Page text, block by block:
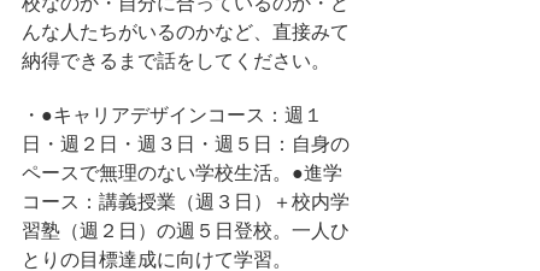
んな人たちがいるのかなど、直接みて
納得できるまで話をしてください。
●キャリアデザインコース：週１
日・週２日・週３日・週５日：自身の
ペースで無理のない学校生活。●進学
コース：講義授業（週３日）＋校内学
習塾（週２日）の週５日登校。一人ひ
とりの目標達成に向けて学習。